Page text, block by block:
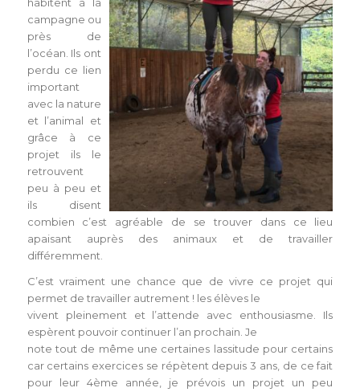
habitent à la
campagne ou
près de
l’océan. Ils ont
perdu ce lien
important
avec la nature
et l’animal et
grâce à ce
projet ils le
retrouvent
peu à peu et
ils disent
combien c’est agréable de se trouver dans ce lieu
apaisant auprès des animaux et de travailler
différemment.
C’est vraiment une chance que de vivre ce projet qui
permet de travailler autrement ! les élèves le
vivent pleinement et l’attende avec enthousiasme. Ils
espèrent pouvoir continuer l’an prochain. Je
note tout de même une certaines lassitude pour certains
car certains exercices se répètent depuis 3 ans, de ce fait
pour leur 4ème année, je prévois un projet un peu